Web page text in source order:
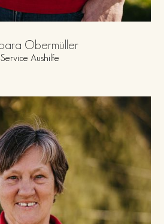
Obermüller
Service Aushilfe